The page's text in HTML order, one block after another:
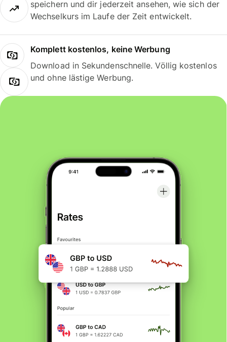
speichern und dir jederzeit ansehen, wie sich der
Wechselkurs im Laufe der Zeit entwickelt.
Komplett kostenlos, keine Werbung
Download in Sekundenschnelle. Völlig kostenlos
und ohne lästige Werbung.